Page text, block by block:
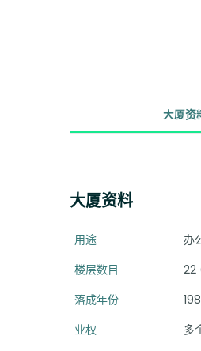
大厦资
大厦资料
用途
办
楼层数目
22
落成年份
业权
多